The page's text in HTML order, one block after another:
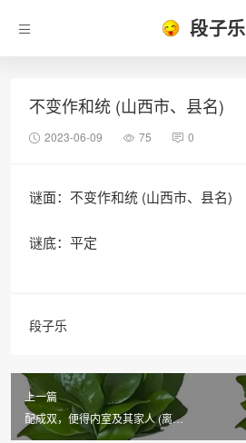
段子乐
不变作和统 (山西市、县名)
2023-06-09 75 0
谜面：不变作和统 (山西市、县名)
谜底：平定
段子乐
上一篇
配成双，便得内室及其家人 (离合
音字二)